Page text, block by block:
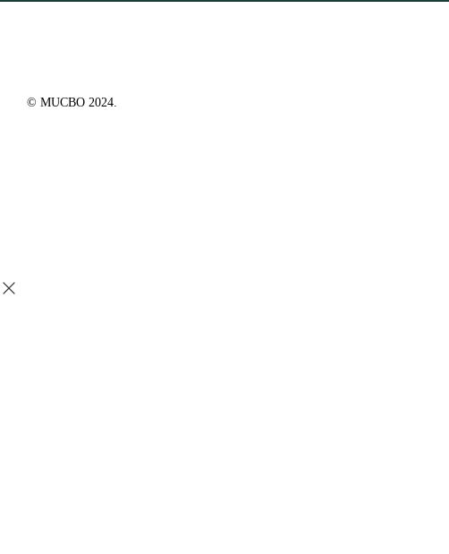
© MUCBO 2024.